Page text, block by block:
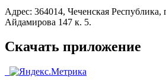
Адрес: 364014, Чеченская Республика,
Айдамирова 147 к. 5.
Скачать приложение